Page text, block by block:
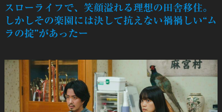
スローライフで、笑顔溢れる理想の田舎移住。
しかしその楽園には決して抗えない禍禍しい“ム
ラの掟”があったー